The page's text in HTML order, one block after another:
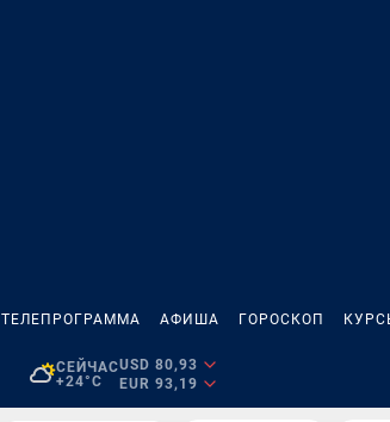
ТЕЛЕПРОГРАММА АФИША ГОРОСКОП
СЕЙЧАС
+24°C
USD 80,93
EUR 93,19